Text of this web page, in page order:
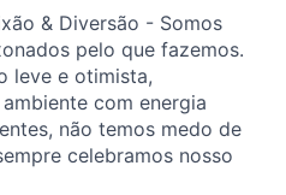
& Diversão - Somos
pelo que fazemos.
leve e otimista,
com energia
não temos medo de
celebramos nosso